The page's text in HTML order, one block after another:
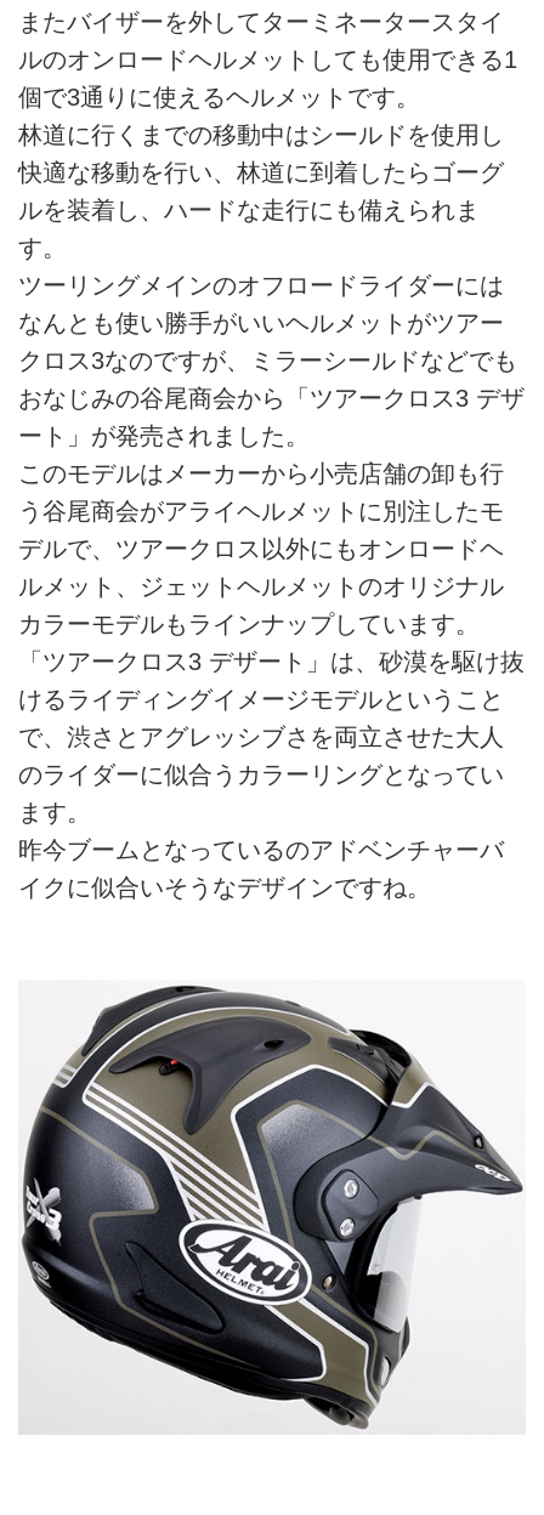
またバイザーを外してターミネータースタイ
ルのオンロードヘルメットしても使用できる1
個で3通りに使えるヘルメットです。
林道に行くまでの移動中はシールドを使用し
快適な移動を行い、林道に到着したらゴーグ
ルを装着し、ハードな走行にも備えられま
す。
ツーリングメインのオフロードライダーには
なんとも使い勝手がいいヘルメットがツアー
クロス3なのですが、ミラーシールドなどでも
おなじみの谷尾商会から「ツアークロス3 デザ
ート」が発売されました。
このモデルはメーカーから小売店舗の卸も行
う谷尾商会がアライヘルメットに別注したモ
デルで、ツアークロス以外にもオンロードヘ
ルメット、ジェットヘルメットのオリジナル
カラーモデルもラインナップしています。
「ツアークロス3 デザート」は、砂漠を駆け抜
けるライディングイメージモデルということ
で、渋さとアグレッシブさを両立させた大人
のライダーに似合うカラーリングとなってい
ます。
昨今ブームとなっているのアドベンチャーバ
イクに似合いそうなデザインですね。